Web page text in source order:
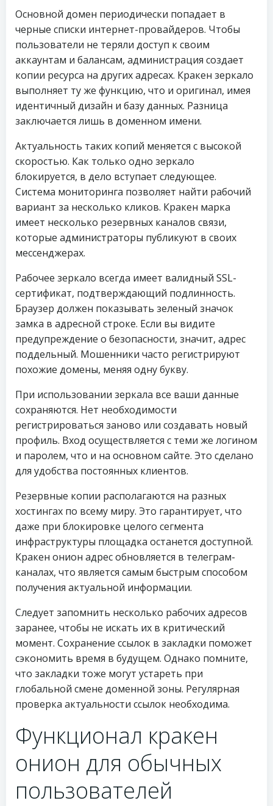
Основной домен периодически попадает в
черные списки интернет-провайдеров. Чтобы
пользователи не теряли доступ к своим
аккаунтам и балансам, администрация создает
копии ресурса на других адресах. Кракен зеркало
выполняет ту же функцию, что и оригинал, имея
идентичный дизайн и базу данных. Разница
заключается лишь в доменном имени.
Актуальность таких копий меняется с высокой
скоростью. Как только одно зеркало
блокируется, в дело вступает следующее.
Система мониторинга позволяет найти рабочий
вариант за несколько кликов. Кракен марка
имеет несколько резервных каналов связи,
которые администраторы публикуют в своих
мессенджерах.
Рабочее зеркало всегда имеет валидный SSL-
сертификат, подтверждающий подлинность.
Браузер должен показывать зеленый значок
замка в адресной строке. Если вы видите
предупреждение о безопасности, значит, адрес
поддельный. Мошенники часто регистрируют
похожие домены, меняя одну букву.
При использовании зеркала все ваши данные
сохраняются. Нет необходимости
регистрироваться заново или создавать новый
профиль. Вход осуществляется с теми же логином
и паролем, что и на основном сайте. Это сделано
для удобства постоянных клиентов.
Резервные копии располагаются на разных
хостингах по всему миру. Это гарантирует, что
даже при блокировке целого сегмента
инфраструктуры площадка останется доступной.
Кракен онион адрес обновляется в телеграм-
каналах, что является самым быстрым способом
получения актуальной информации.
Следует запомнить несколько рабочих адресов
заранее, чтобы не искать их в критический
момент. Сохранение ссылок в закладки поможет
сэкономить время в будущем. Однако помните,
что закладки тоже могут устареть при
глобальной смене доменной зоны. Регулярная
проверка актуальности ссылок необходима.
Функционал кракен
онион для обычных
пользователей